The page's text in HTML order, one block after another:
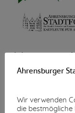
Mehr lesen...
Ahrensburger
Wir verwenden
die